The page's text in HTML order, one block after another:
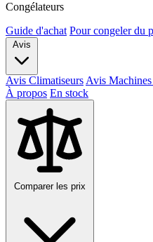
Congélateurs
Guide d'achat Pour congeler du
Avis Climatiseurs Avis
À propos En stock